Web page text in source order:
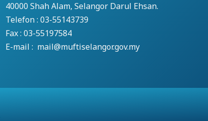
40000 Shah Alam, Selangor Darul Ehsan.
Telefon : 03-55143739
Fax : 03-55197584
E-mail : mail@muftiselangor.gov.my